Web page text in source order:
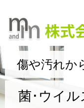
傷や汚れか
菌･ウイル